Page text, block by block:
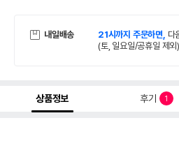
내일배송 21시까지 주문하면, 다
(토, 일요일/공휴일 제외)
상품정보 후기 1